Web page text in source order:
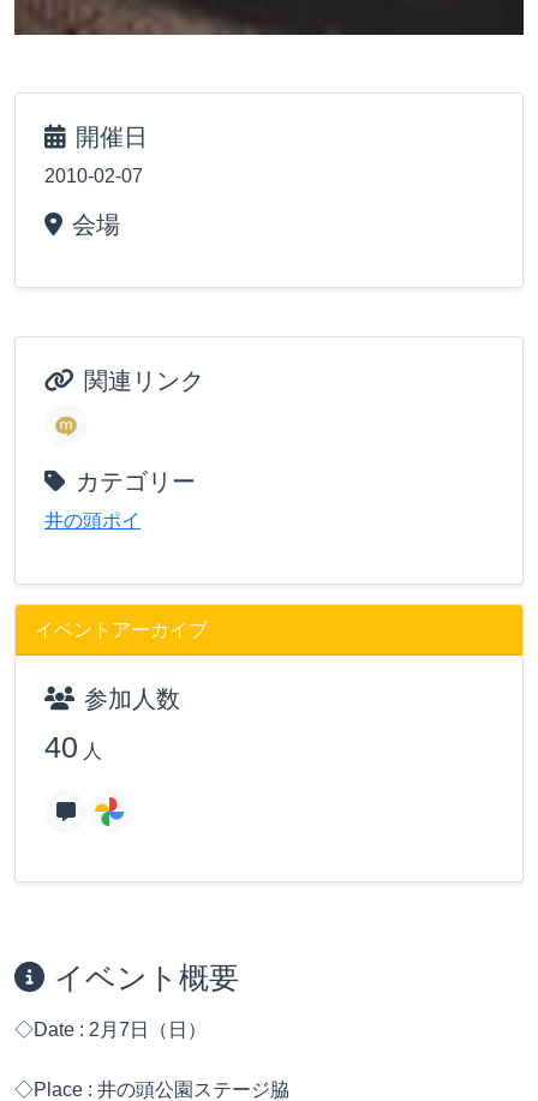
開催日
2010-02-07
会場
関連リンク
カテゴリー
井の頭ポイ
イベントアーカイブ
参加人数
40 人
イベント概要
◇Date : 2月7日（日）
◇Place : 井の頭公園ステージ脇